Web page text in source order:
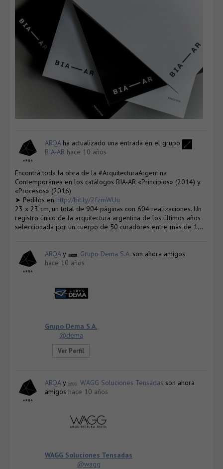
ARQAha actualizado una entrada en el grupo
BIA-AR hace 10 años
Encontrá toda la obra de la #ArquitecturaArgentina
Contemporánea en los catálogos BIA-AR «Principios» (2014) y
«Procesos» (2016)
➤ Pedilos en http://bit.ly/2fzmWUu
23 x 23 cm, un total de 904 páginas con 604 realizaciones. Un
registro único de la arquitectura argentina de los últimos años
seleccionada por un cuerpo de 50 curadores entre más de 1…
ARQAy Grupo Dema S.A. son ahora amigos
hace 10 años
Grupo Dema S.A.
@dema
Ver Perfil
ARQAy WAGG Soluciones Tensadas son ahora
amigos hace 10 años
WAGG Soluciones Tensadas
@wagg